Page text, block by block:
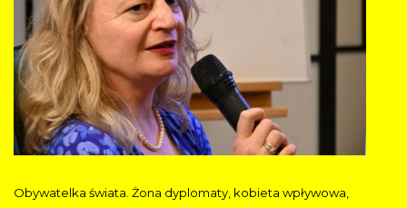
Obywatelka świata. Żona dyplomaty, kobieta wpływowa,